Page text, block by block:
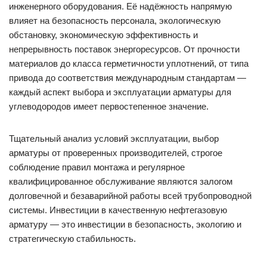
инженерного оборудования. Её надёжность напрямую
влияет на безопасность персонала, экологическую
обстановку, экономическую эффективность и
непрерывность поставок энергоресурсов. От прочности
материалов до класса герметичности уплотнений, от типа
привода до соответствия международным стандартам —
каждый аспект выбора и эксплуатации арматуры для
углеводородов имеет первостепенное значение.
Тщательный анализ условий эксплуатации, выбор
арматуры от проверенных производителей, строгое
соблюдение правил монтажа и регулярное
квалифицированное обслуживание являются залогом
долговечной и безаварийной работы всей трубопроводной
системы. Инвестиции в качественную нефтегазовую
арматуру — это инвестиции в безопасность, экологию и
стратегическую стабильность.